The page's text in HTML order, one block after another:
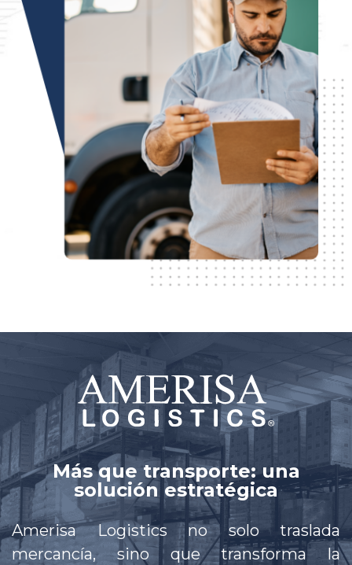
Más que transporte: una
solución estratégica
Amerisa Logistics no solo traslada
mercancía, sino que transforma la